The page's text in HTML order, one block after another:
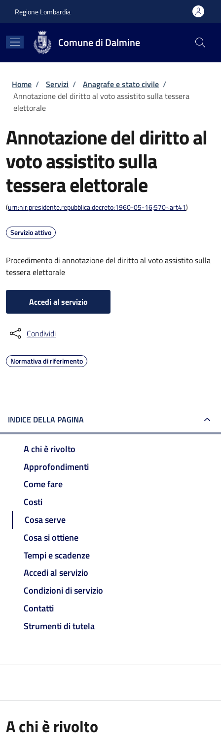
Regione Lombardia
Comune di Dalmine
Briciole di pane
Home / Servizi / Anagrafe e stato civile /
Annotazione del diritto al voto assistito sulla tessera
elettorale
Annotazione del diritto al
voto assistito sulla
tessera elettorale
(urn:nir:presidente.repubblica:decreto:1960-05-16;570~art41)
Servizio attivo
Procedimento di annotazione del diritto al voto assistito sulla
tessera elettorale
Accedi al servizio
Condividi
Normativa di riferimento
INDICE DELLA PAGINA
A chi è rivolto
Approfondimenti
Come fare
Costi
Cosa serve
Cosa si ottiene
Tempi e scadenze
Accedi al servizio
Condizioni di servizio
Contatti
Strumenti di tutela
A chi è rivolto